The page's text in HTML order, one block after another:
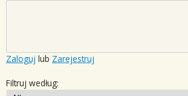
Zaloguj lub Zarejestruj
Filtruj według: